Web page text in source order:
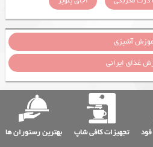
آشپزی
غذای ایرانی
تجهیزات کافی شاپ بهترین رستوران ها